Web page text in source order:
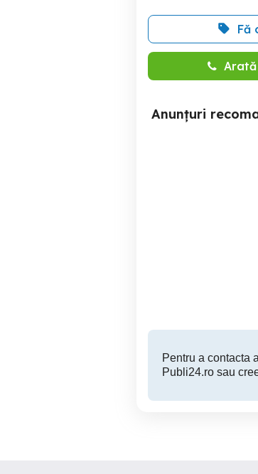
Fă
Anunțuri
Pentru a contacta
Publi24.ro sau